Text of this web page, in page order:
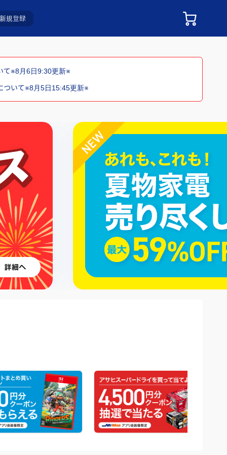
新規登録
て※8月6日9:30更新※
ついて※8月5日15:45更新※